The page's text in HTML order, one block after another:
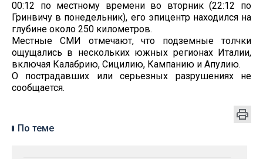
00:12 по местному времени во вторник (22:12 по
Гринвичу в понедельник), его эпицентр находился на
глубине около 250 километров.
Местные СМИ отмечают, что подземные толчки
ощущались в нескольких южных регионах Италии,
включая Калабрию, Сицилию, Кампанию и Апулию.
О пострадавших или серьезных разрушениях не
сообщается.
По теме